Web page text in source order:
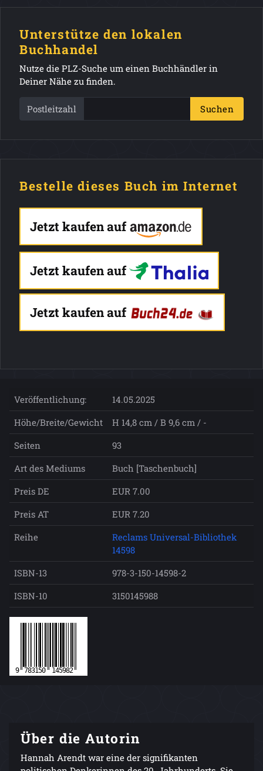
Unterstütze den lokalen
Buchhandel
Nutze die PLZ-Suche um einen Buchhändler in
Deiner Nähe zu finden.
Postleitzahl Suchen
Bestelle dieses Buch im Internet
Jetzt kaufen auf
Jetzt kaufen auf
Jetzt kaufen auf
Veröffentlichung:
14.05.2025
Höhe/Breite/Gewicht
H 14,8 cm / B 9,6 cm / -
Seiten
93
Art des Mediums
Buch [Taschenbuch]
Preis DE
EUR 7.00
Preis AT
EUR 7.20
Reihe
Reclams Universal-Bibliothek
14598
ISBN-13
978-3-150-14598-2
ISBN-10
3150145988
Über die Autorin
Hannah Arendt war eine der signifikanten